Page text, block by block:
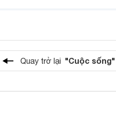
Quay trở lại "Cuộc sống"